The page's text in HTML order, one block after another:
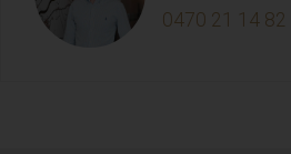
0470 21 14 82